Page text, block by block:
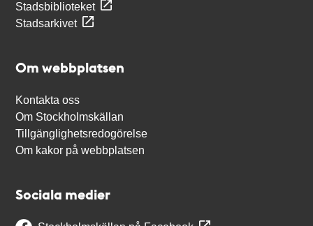
Stadsbiblioteket
Stadsarkivet
Om webbplatsen
Kontakta oss
Om Stockholmskällan
Tillgänglighetsredogörelse
Om kakor på webbplatsen
Sociala medier